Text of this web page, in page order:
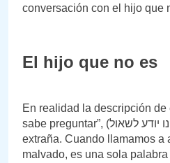
conversación con el hijo que
El hijo que no es
En realidad la descripción de
sabe preguntar”, (שאינו יודע לשאול ) es un poco
extraña. Cuando llamamos a
malvado, es una sola